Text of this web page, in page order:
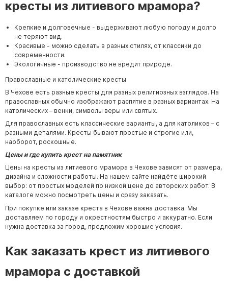
кресты из литиевого мрамора?
Крепкие и долговечные - выдерживают любую погоду и долго
не теряют вид.
Красивые - можно сделать в разных стилях, от классики до
современности.
Экологичные - производство не вредит природе.
Православные и католические кресты
В Чехове есть разные кресты для разных религиозных взглядов. На
православных обычно изображают распятие в разных вариантах. На
католических – венки, символы веры или святых.
Для православных есть классические варианты, а для католиков – с
разными деталями. Кресты бывают простые и строгие или,
наоборот, роскошные.
Цены и где купить крест на памятник
Цены на кресты из литиевого мрамора в Чехове зависят от размера,
дизайна и сложности работы. На нашем сайте найдёте широкий
выбор: от простых моделей по низкой цене до авторских работ. В
каталоге можно посмотреть цены и сразу заказать.
При покупке или заказе креста в Чехове важна доставка. Мы
доставляем по городу и окрестностям быстро и аккуратно. Если
нужна доставка за город, предложим хорошие условия.
Как заказать крест из литиевого
мрамора с доставкой